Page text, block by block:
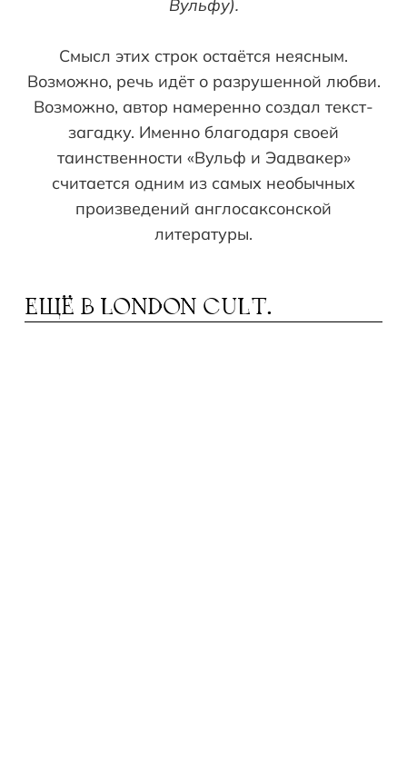
Вульфу).
Смысл этих строк остаётся неясным.
Возможно, речь идёт о разрушенной любви.
Возможно, автор намеренно создал текст-
загадку. Именно благодаря своей
таинственности «Вульф и Эадвакер»
считается одним из самых необычных
произведений англосаксонской
литературы.
ЕЩЁ В LONDON CULT.